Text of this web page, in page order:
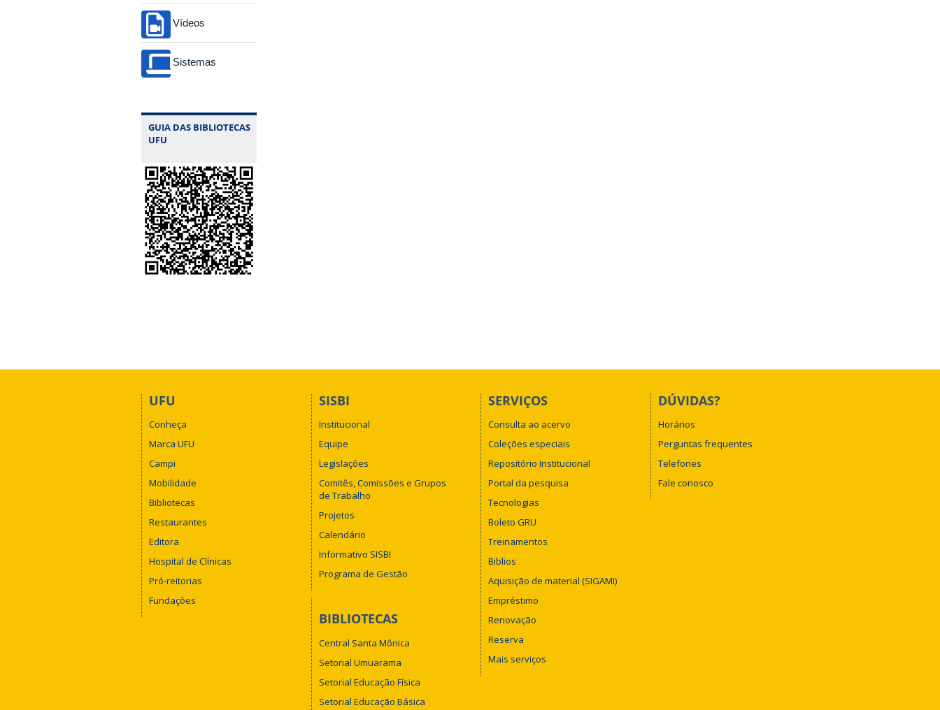
Vídeos
Sistemas
GUIA DAS BIBLIOTECAS
UFU
UFU
Conheça
Marca UFU
Campi
Mobilidade
Bibliotecas
Restaurantes
Editora
Hospital de Clínicas
Pró-reitorias
Fundações
SISBI
Institucional
Equipe
Legislações
Comitês, Comissões e Grupos
de Trabalho
Projetos
Calendário
Informativo SISBI
Programa de Gestão
BIBLIOTECAS
Central Santa Mônica
Setorial Umuarama
Setorial Educação Física
Setorial Educação Básica
SERVIÇOS
Consulta ao acervo
Coleções especiais
Repositório Institucional
Portal da pesquisa
Tecnologias
Boleto GRU
Treinamentos
Biblios
Aquisição de material (SIGAMI)
Empréstimo
Renovação
Reserva
Mais serviços
DÚVIDAS?
Horários
Perguntas frequentes
Telefones
Fale conosco